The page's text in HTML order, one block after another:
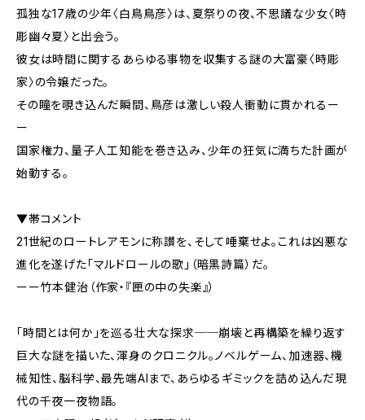
孤独な17歳の少年〈白鳥鳥彦〉は、夏祭りの夜、不思議な少女〈時
彫幽々夏〉と出会う。
彼女は時間に関するあらゆる事物を収集する謎の大富豪〈時彫
家〉の令嬢だった。
その瞳を覗き込んだ瞬間、鳥彦は激しい殺人衝動に貫かれるー
ー
国家権力、量子人工知能を巻き込み、少年の狂気に満ちた計画が
始動する。
▼帯コメント
21世紀のロートレアモンに称讃を、そして唾棄せよ。これは凶悪な
進化を遂げた「マルドロールの歌」（暗黒詩篇）だ。
ーー竹本健治（作家・『匣の中の失楽』）
「時間とは何か」を巡る壮大な探求──崩壊と再構築を繰り返す
巨大な謎を描いた、渾身のクロニクル。ノベルゲーム、加速器、機
械知性、脳科学、最先端AIまで、あらゆるギミックを詰め込んだ現
代の千夜一夜物語。